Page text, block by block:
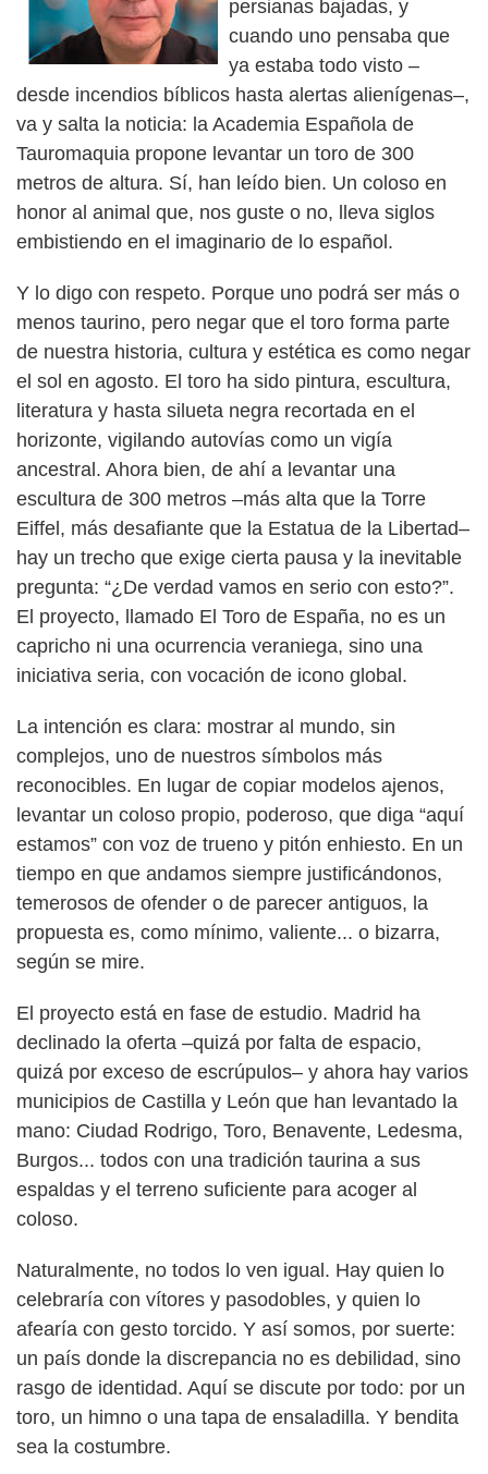
persianas bajadas, y
cuando uno pensaba que
ya estaba todo visto –
desde incendios bíblicos hasta alertas alienígenas–,
va y salta la noticia: la Academia Española de
Tauromaquia propone levantar un toro de 300
metros de altura. Sí, han leído bien. Un coloso en
honor al animal que, nos guste o no, lleva siglos
embistiendo en el imaginario de lo español.
Y lo digo con respeto. Porque uno podrá ser más o
menos taurino, pero negar que el toro forma parte
de nuestra historia, cultura y estética es como negar
el sol en agosto. El toro ha sido pintura, escultura,
literatura y hasta silueta negra recortada en el
horizonte, vigilando autovías como un vigía
ancestral. Ahora bien, de ahí a levantar una
escultura de 300 metros –más alta que la Torre
Eiffel, más desafiante que la Estatua de la Libertad–
hay un trecho que exige cierta pausa y la inevitable
pregunta: “¿De verdad vamos en serio con esto?”.
El proyecto, llamado El Toro de España, no es un
capricho ni una ocurrencia veraniega, sino una
iniciativa seria, con vocación de icono global.
La intención es clara: mostrar al mundo, sin
complejos, uno de nuestros símbolos más
reconocibles. En lugar de copiar modelos ajenos,
levantar un coloso propio, poderoso, que diga “aquí
estamos” con voz de trueno y pitón enhiesto. En un
tiempo en que andamos siempre justificándonos,
temerosos de ofender o de parecer antiguos, la
propuesta es, como mínimo, valiente... o bizarra,
según se mire.
El proyecto está en fase de estudio. Madrid ha
declinado la oferta –quizá por falta de espacio,
quizá por exceso de escrúpulos– y ahora hay varios
municipios de Castilla y León que han levantado la
mano: Ciudad Rodrigo, Toro, Benavente, Ledesma,
Burgos... todos con una tradición taurina a sus
espaldas y el terreno suficiente para acoger al
coloso.
Naturalmente, no todos lo ven igual. Hay quien lo
celebraría con vítores y pasodobles, y quien lo
afearía con gesto torcido. Y así somos, por suerte:
un país donde la discrepancia no es debilidad, sino
rasgo de identidad. Aquí se discute por todo: por un
toro, un himno o una tapa de ensaladilla. Y bendita
sea la costumbre.